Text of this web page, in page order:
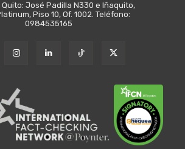
José Padilla N330 e Iñaquito,
Piso 10, Of. 1002. Teléfono:
0984535165